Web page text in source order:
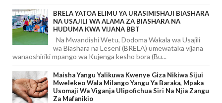
BRELA YATOA ELIMU YA URASIMISHAJI BIASHARA
NA USAJILI WA ALAMA ZA BIASHARA NA
HUDUMA KWA VIJANA BBT
Na Mwandishi Wetu, Dodoma Wakala wa Usajili
wa Biashara na Leseni (BRELA) umewataka vijana
wanaoshiriki mpango wa Kujenga kesho bora (Bu...
Maisha Yangu Yalikuwa Kwenye Giza Nikiwa Sijui
Mwelekeo Wala Milango Yangu Ya Baraka, Mpaka
Usomaji Wa Viganja Ulipofichua Siri Na Njia Zangu
Za Mafanikio